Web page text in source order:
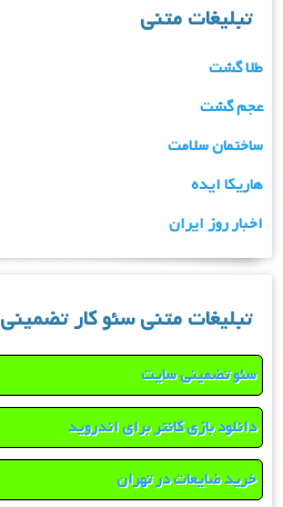
تبلیغات متنی
طلا گشت
عجم گشت
ساختمان سلامت
هاریکا ایده
اخبار روز ایران
تبلیغات متنی سئو کار تضمینی
سئو تضمینی سایت
دانلود بازی کانتر برای اندروید
خرید ضایعات در تهران